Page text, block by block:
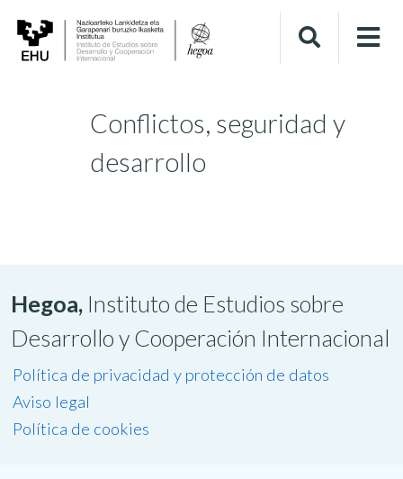
Conflictos, seguridad y
desarrollo
Hegoa, Instituto de Estudios sobre
Desarrollo y Cooperación Internacional
Política de privacidad y protección de datos
Aviso legal
Política de cookies